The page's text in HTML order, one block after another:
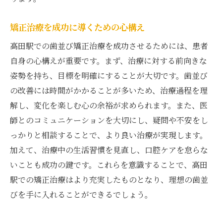
矯正治療を成功に導くための心構え
高田駅での歯並び矯正治療を成功させるためには、患者
自身の心構えが重要です。まず、治療に対する前向きな
姿勢を持ち、目標を明確にすることが大切です。歯並び
の改善には時間がかかることが多いため、治療過程を理
解し、変化を楽しむ心の余裕が求められます。また、医
師とのコミュニケーションを大切にし、疑問や不安をし
っかりと相談することで、より良い治療が実現します。
加えて、治療中の生活習慣を見直し、口腔ケアを怠らな
いことも成功の鍵です。これらを意識することで、高田
駅での矯正治療はより充実したものとなり、理想の歯並
びを手に入れることができるでしょう。